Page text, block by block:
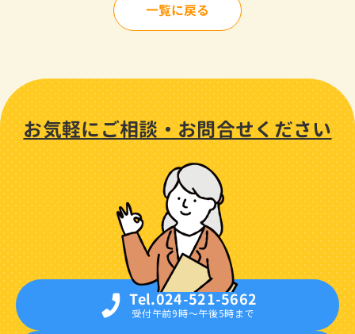
一覧に戻る
お気軽にご相談・お問合せください
Tel.024-521-5662
受付午前9時〜午後5時まで